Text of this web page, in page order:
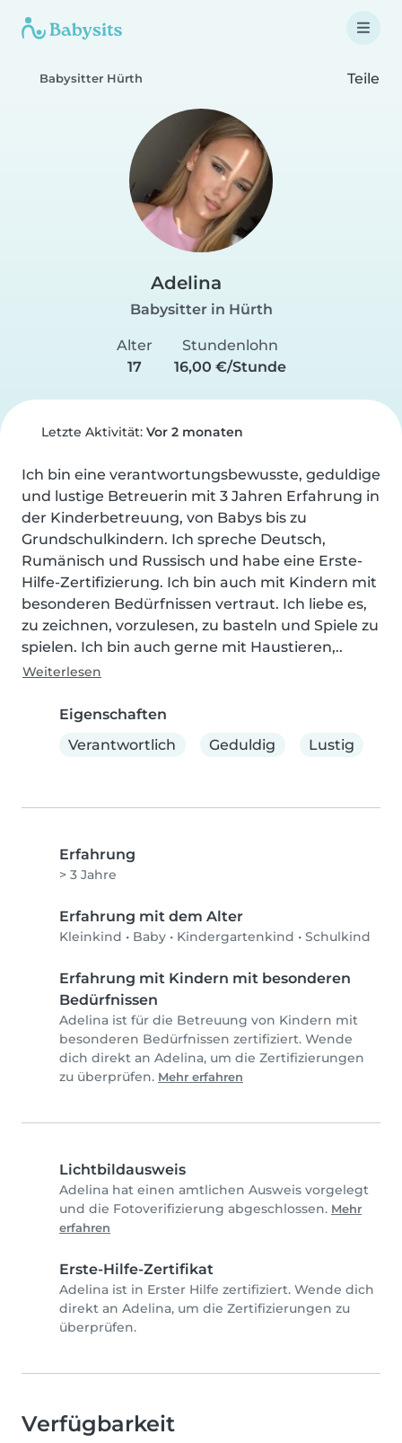
Babysitter Hürth Teile
Adelina
Babysitter in Hürth
Alter
17
Stundenlohn
16,00 €/Stunde
Letzte Aktivität: Vor 2 monaten
Ich bin eine verantwortungsbewusste, geduldige
und lustige Betreuerin mit 3 Jahren Erfahrung in
der Kinderbetreuung, von Babys bis zu
Grundschulkindern. Ich spreche Deutsch,
Rumänisch und Russisch und habe eine Erste-
Hilfe-Zertifizierung. Ich bin auch mit Kindern mit
besonderen Bedürfnissen vertraut. Ich liebe es,
zu zeichnen, vorzulesen, zu basteln und Spiele zu
spielen. Ich bin auch gerne mit Haustieren,..
Weiterlesen
Eigenschaften
Verantwortlich
Geduldig Lustig
Erfahrung
> 3 Jahre
Erfahrung mit dem Alter
Kleinkind • Baby • Kindergartenkind • Schulkind
Erfahrung mit Kindern mit besonderen
Bedürfnissen
Adelina ist für die Betreuung von Kindern mit
besonderen Bedürfnissen zertifiziert. Wende
dich direkt an Adelina, um die Zertifizierungen
zu überprüfen. Mehr erfahren
Lichtbildausweis
Adelina hat einen amtlichen Ausweis vorgelegt
und die Fotoverifizierung abgeschlossen. Mehr
erfahren
Erste-Hilfe-Zertifikat
Adelina ist in Erster Hilfe zertifiziert. Wende dich
direkt an Adelina, um die Zertifizierungen zu
überprüfen.
Verfügbarkeit